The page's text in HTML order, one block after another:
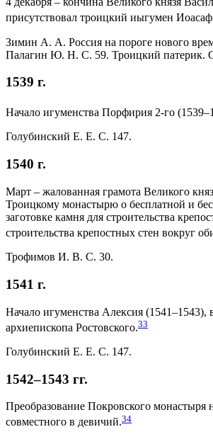
присутствовал троицкий иыгумен
Зимин А. А. Россия на пороге нового
Палагин Ю. Н. С. 59. Троицкий патерик.
1539 г.
Начало игуменства Порфирия 2-го
Голубинский Е. Е. С. 147.
1540 г.
Март – жалованная грамота Великого
Троицкому монастырю о бесплатной и
заготовке камня для строительства
строительства крепостных стен вокруг
Трофимов И. В. С. 30.
1541 г.
Начало игуменства Алексия (1541–1543),
архиепископа Ростовского.33
Голубинский Е. Е. С. 147.
1542–1543 гг.
Преобразование Покровского монастыря
совместного в девичий.34